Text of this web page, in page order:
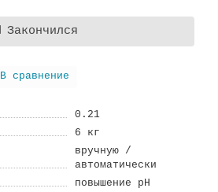
Закончился
В сравнение
0.21
6 кг
вручную /
автоматически
повышение pH